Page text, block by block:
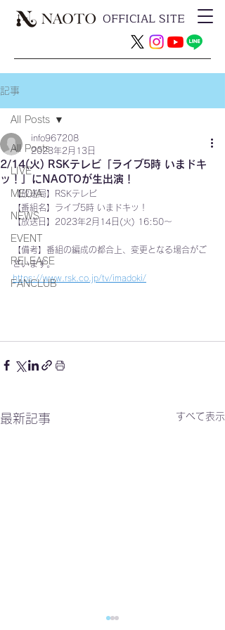
OFFICIAL SITE
記事
All Posts
LIVE
MEDIA
NEWS
EVENT
RELEASE
FANCLUB
All Posts
2/14(火) RSKテレビ「ライブ5時 いまドキ
ッ！」にNAOTOが生出演！
info967208
2023年2月13日
【放送局】RSKテレビ
【番組名】ライブ5時 いまドキッ！
【放送日】2023年2月14日(火) 16:50〜
【備考】番組の編成の都合上、変更となる場合がご
ざいます。
https://www.rsk.co.jp/tv/imadoki/
最新記事 すべて表示